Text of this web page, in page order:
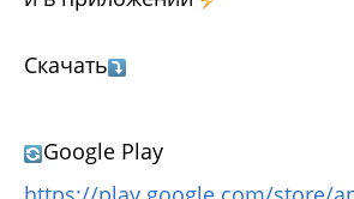
Скачать
Google Play